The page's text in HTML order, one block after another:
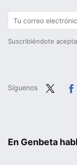
Suscribiéndote
Síguenos
En Genbeta